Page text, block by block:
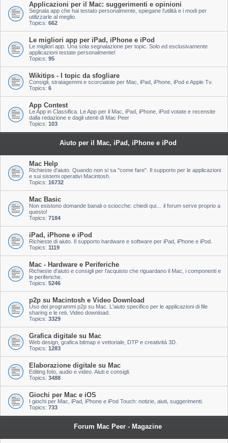
Applicazioni per il Mac: suggerimenti e opinioni
Segnala app che hai testato personalmente, spiegane l'utilità e i modi per
utilizzarle al meglio.
Topics: 662
Le migliori app per iPad, iPhone e iPod
Le migliori app. Una sola segnalazione per topic. Solo ed esclusivamente
applicazioni testate personalmente!
Topics: 95
Wikitips - I topic da sfogliare
Consigli, stratagemmi e scorciatoie per Mac, iPad, iPhone, iPod e Apple Tv.
Topics: 6
App Contest
Le App in Classifica. Le App per il Mac, iPad, iPhone, iPod votate e recensite
dalla redazione e dagli utenti di Mac Peer
Topics: 103
Aiuto per il Mac, iPad, iPhone e iPod
Mac Help
Richieste d'aiuto. Quando non si sa "come fare". Il supporto per le applicazioni
e sui sistemi operativi Macintosh.
Topics: 16732
Mac Basic
Non esistono domande banali o sciocche: chiedi qui… il forum serve proprio a
questo!
Topics: 7184
iPad, iPhone e iPod
Richieste di aiuto. Il supporto hardware e software per iPad, iPhone e iPod.
Topics: 1119
Mac - Hardware e Periferiche
Richieste d'aiuto e consigli per l'acquisto che riguardano il Mac, i componenti e
le periferiche.
Topics: 5246
p2p su Macintosh e Video Download
Uso dei programmi p2p su Mac. L'aiuto specifico per le applicazioni di file
sharing e le reti. Video download.
Topics: 3329
Grafica digitale su Mac
Web design, grafica bitmap e vettoriale, DTP e creatività 3D.
Topics: 1283
Elaborazione digitale su Mac
Editing foto, audio e video. Aiuti e consigli.
Topics: 3488
Giochi per Mac e iOS
I giochi per Mac, iPad, iPhone e iPod Touch: notizie, aiuti, suggerimenti.
Topics: 733
Forum Mac Peer - Magazine